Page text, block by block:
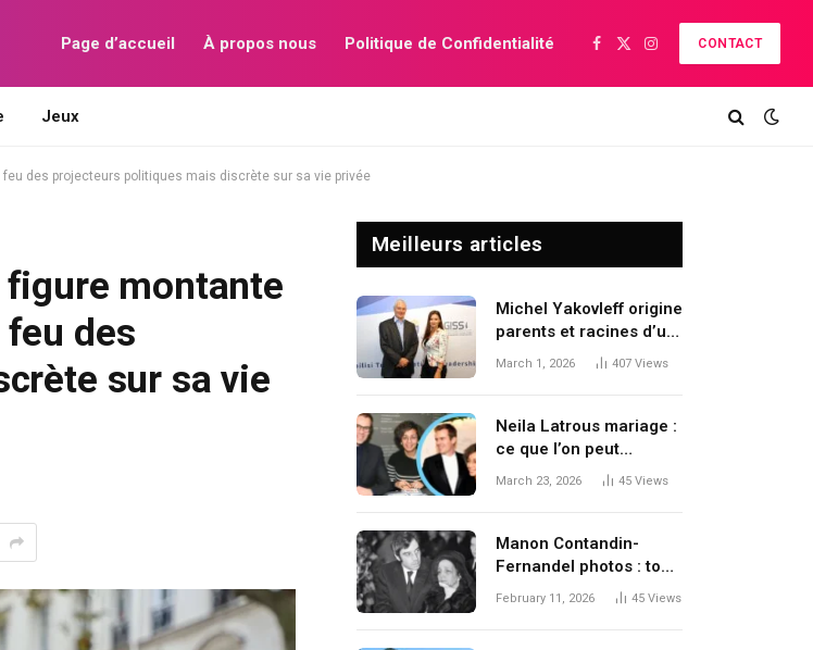
Page d’accueil À propos nous Politique de Confidentialité Facebook
X
Instagram
CONTACT
Jeux
des projecteurs politiques mais discrète sur sa vie privée
montante
des
sur sa vie
Meilleurs articles
Michel Yakovleff origine
parents et racines d’un
général franco-russe
March 1, 2026 407 Views
Neila Latrous mariage :
ce que l’on peut
vraiment savoir, et
March 23, 2026 45 Views
Manon Contandin-
Fernandel photos : tout
ce qu’il faut savoir
February 11, 2026 45 Views